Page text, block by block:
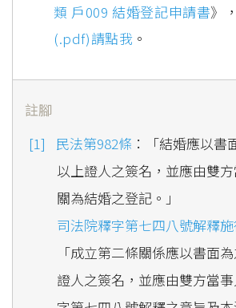
類 戶009 結婚登記申請書》
(.pdf)請點我 。
註腳
民法第982條 ：「結婚應以書
以上證人之簽名，並應由雙
關為結婚之登記。」
司法院釋字第七四八號解釋
「成立第二條關係應以書面
證人之簽名，並應由雙方當